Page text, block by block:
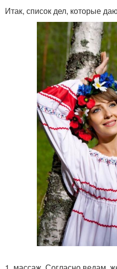
Итак, список дел, которые